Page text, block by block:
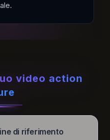
video action
di riferimento